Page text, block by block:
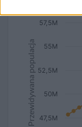
Przewidywana populacja 47,5M
50M
52,5M
55M
57,5M